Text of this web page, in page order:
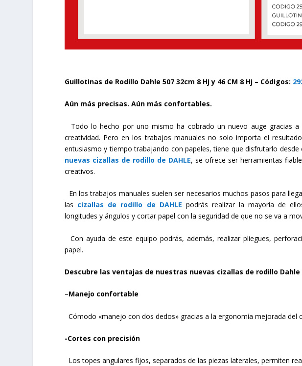
Guillotinas de Rodillo Dahle 507 32cm 8 Hj y 46 CM 8 Hj – Códigos:
Aún más precisas. Aún más confortables.
Todo lo hecho por uno mismo ha cobrado un nuevo auge gracias
creatividad. Pero en los trabajos manuales no solo importa el
entusiasmo y tiempo trabajando con papeles, tiene que disfrutarlo
nuevas cizallas de rodillo de DAHLE, se ofrece ser herramientas
creativos.
En los trabajos manuales suelen ser necesarios muchos pasos para
las cizallas de rodillo de DAHLE podrás realizar la mayoría de
longitudes y ángulos y cortar papel con la seguridad de que no se va a
Con ayuda de este equipo podrás, además, realizar pliegues,
papel.
Descubre las ventajas de nuestras nuevas cizallas de rodillo Dahle
–Manejo confortable
Cómodo «manejo con dos dedos» gracias a la ergonomía mejorada del
-Cortes con precisión
Los topes angulares fijos, separados de las piezas laterales, permiten